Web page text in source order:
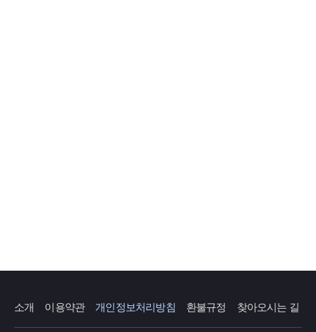
소개 이용약관 개인정보처리방침 환불규정 찾아오시는 길